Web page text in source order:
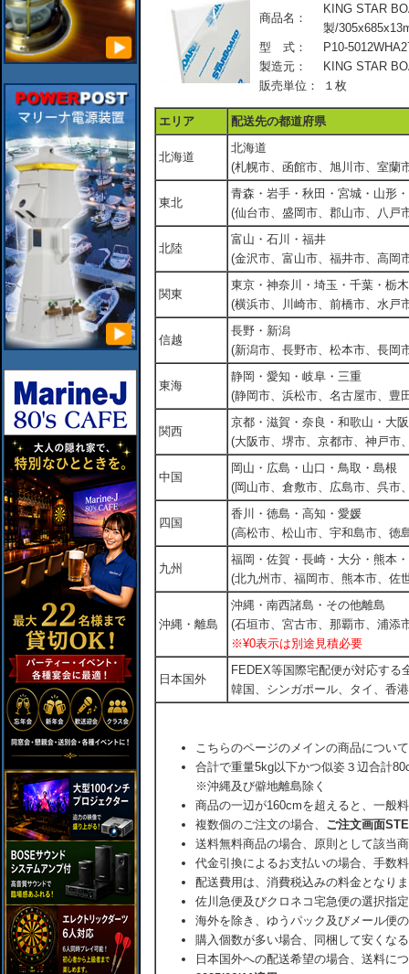
商品名：
KING STAR
製/
型 式：
P10-
製造元：
KING STAR
販売単位：
１枚
エリア 配送先の都道府県
北海道
北海道
(札幌市、函館市、旭川市、室蘭
東北
青森・岩手・秋田・宮城・山形
(仙台市、盛岡市、郡山市、八戸
北陸
富山・石川・福井
(金沢市、富山市、福井市、高岡
関東
東京・神奈川・埼玉・千葉・栃
(横浜市、川崎市、前橋市、水戸
信越
長野・新潟
(新潟市、長野市、松本市、長岡
東海
静岡・愛知・岐阜・三重
(静岡市、浜松市、名古屋市、豊
関西
京都・滋賀・奈良・和歌山・大
(大阪市、堺市、京都市、神戸市
中国
岡山・広島・山口・鳥取・島根
(岡山市、倉敷市、広島市、呉市
四国
香川・徳島・高知・愛媛
(高松市、松山市、宇和島市、徳
九州
福岡・佐賀・長崎・大分・熊本
(北九州市、福岡市、熊本市、佐
沖縄・離島
沖縄・南西諸島・その他離島
(石垣市、宮古市、那覇市、浦添
※¥0表示は別途見積必要
日本国外
FEDEX等国際宅配便が対応す
韓国、シンガポール、タイ、香
こちらのページのメインの商品につい
合計で重量5kg以下かつ似姿３辺合計
※沖縄及び僻地離島除く
商品の一辺が160cmを超えると、一般
複数個のご注文の場合、 ご注文画面
送料無料商品の場合、原則として該当
代金引換によるお支払いの場合、手数
配送費用は、消費税込みの料金となり
佐川急便及びクロネコ宅急便の選択指
海外を除き、ゆうパック及びメール便
購入個数が多い場合、同梱して安くな
日本国外への配送希望の場合、送料に